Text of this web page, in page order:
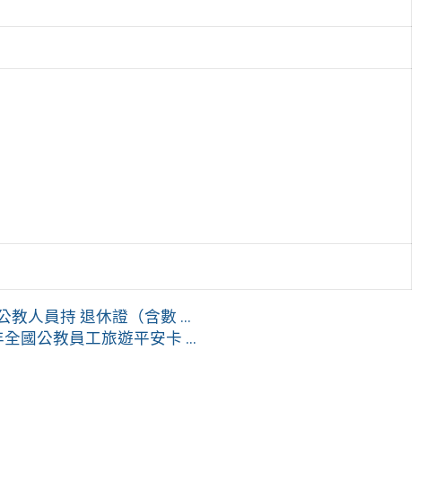
教人員持 退休證（含數 ...
國公教員工旅遊平安卡 ...